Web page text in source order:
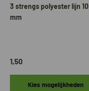
3 strengs polyester lijn 10
mm
1,50
Kies mogelijkheden